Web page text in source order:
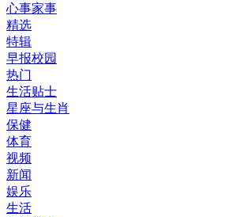
心事家事
精选
特辑
早报校园
热门
生活贴士
星座与生肖
保健
体育
视频
新闻
娱乐
生活